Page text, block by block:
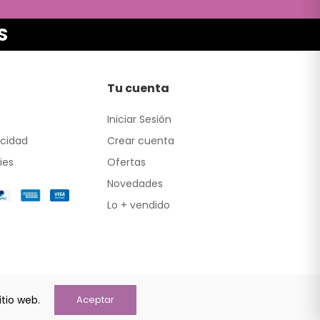
Tu cuenta
Iniciar Sesión
Crear cuenta
Ofertas
Novedades
Lo + vendido
web. Aceptar